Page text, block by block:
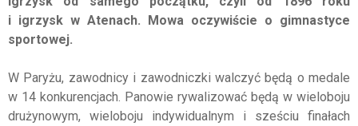
i igrzysk w Atenach. Mowa oczywiście o gimnastyce
sportowej.
W Paryżu, zawodnicy i zawodniczki walczyć będą o medale
w 14 konkurencjach. Panowie rywalizować będą w wieloboju
drużynowym, wieloboju indywidualnym i sześciu finałach